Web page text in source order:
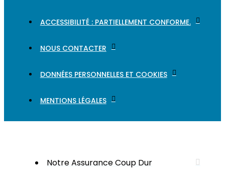
ACCESSIBILITÉ : PARTIELLEMENT CONFORME.
NOUS CONTACTER
DONNÉES PERSONNELLES ET COOKIES
MENTIONS LÉGALES
Notre Assurance Coup Dur